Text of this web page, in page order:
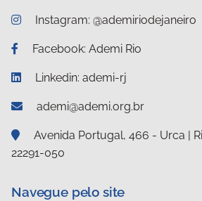
Instagram: @ademiriodejaneiro
Facebook: Ademi Rio
Linkedin: ademi-rj
ademi@ademi.org.br
Avenida Portugal, 466 - Urca |
22291-050
Navegue pelo site